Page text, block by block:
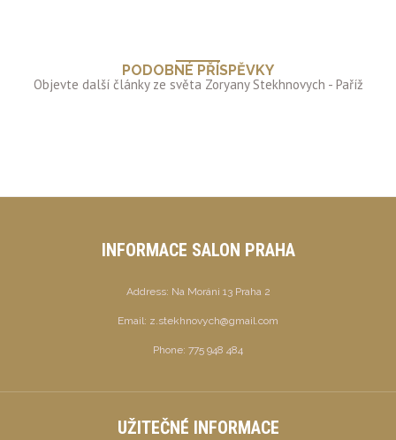
PODOBNÉ PŘÍSPĚVKY
INFORMACE SALON PRAHA
Address: Na Moráni 13 Praha 2
Email: z.stekhnovych@gmail.com
Phone: 775 948 484
UŽITEČNÉ INFORMACE